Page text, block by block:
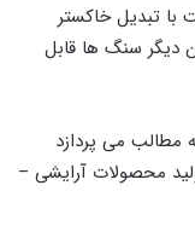
تبدیل خاکستر
دیگر سنگ ها قابل
مطالب می پردازد
محصولات آرایشی –